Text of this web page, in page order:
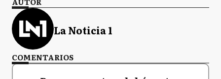
La Noticia 1
COMENTARIOS